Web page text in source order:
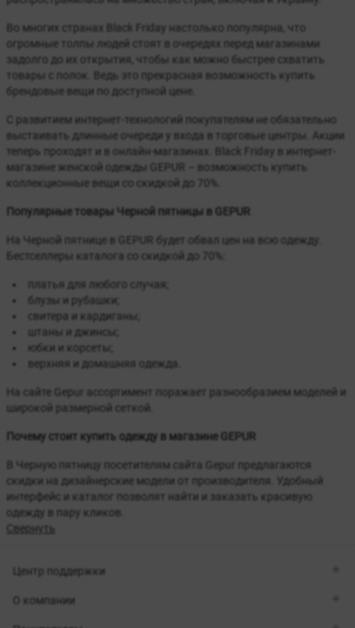
Во многих странах Black Friday настолько популярна, что
огромные толпы людей стоят в очередях перед магазинами
задолго до их открытия, чтобы как можно быстрее схватить
товары с полок. Ведь это прекрасная возможность купить
брендовые вещи по доступной цене.
С развитием интернет-технологий покупателям не обязательно
выстаивать длинные очереди у входа в торговые центры. Акции
теперь проходят и в онлайн-магазинах. Black Friday в интернет-
магазине женской одежды GEPUR – возможность купить
коллекционные вещи со скидкой до 70%.
Популярные товары Черной пятницы в GEPUR
На Черной пятнице в GEPUR будет обвал цен на всю одежду.
Бестселлеры каталога со скидкой до 70%:
платья для любого случая;
блузы и рубашки;
свитера и кардиганы;
штаны и джинсы;
юбки и корсеты;
верхняя и домашняя одежда.
На сайте Gepur ассортимент поражает разнообразием моделей и
широкой размерной сеткой.
Почему стоит купить одежду в магазине GEPUR
В Черную пятницу посетителям сайта Gepur предлагаются
скидки на дизайнерские модели от производителя. Удобный
интерфейс и каталог позволят найти и заказать красивую
одежду в пару кликов.
Свернуть
Центр поддержки
Viber
Перезвоните мне
О компании